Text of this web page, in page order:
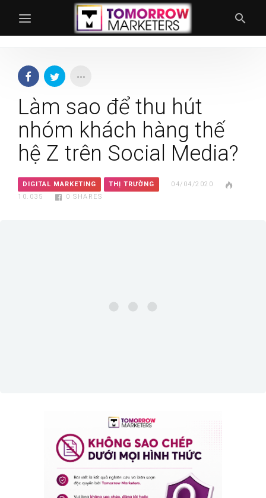
Làm sao để thu hút
nhóm khách hàng thế
hệ Z trên Social Media?
DIGITAL MARKETING THỊ TRƯỜNG
04/04/2020
10.035
0 SHARES